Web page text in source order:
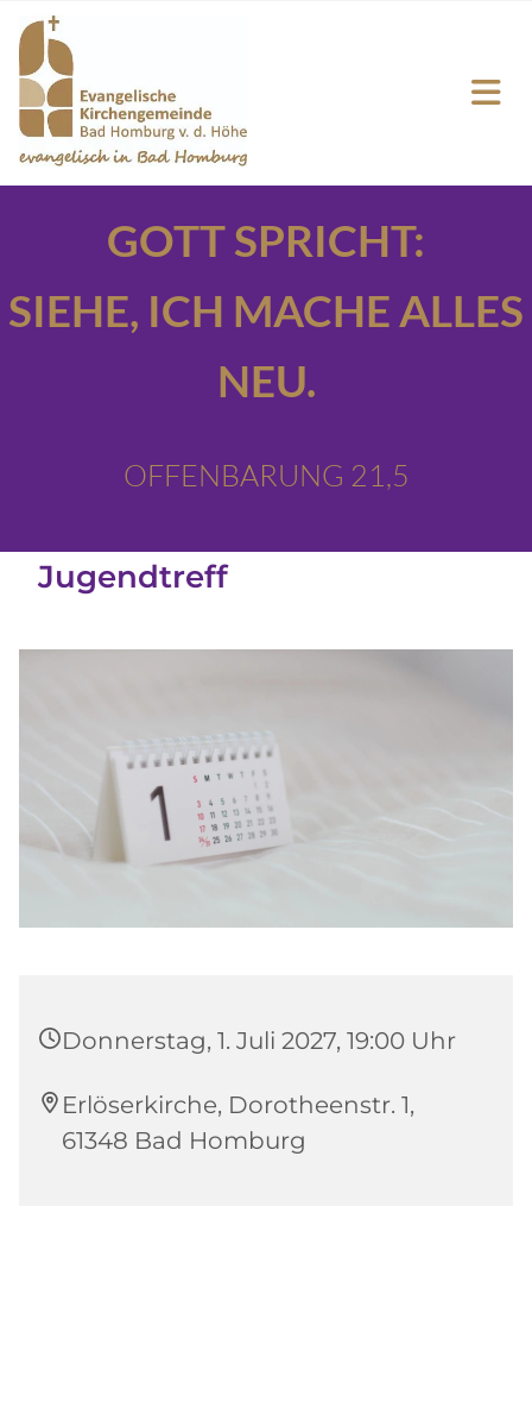
GOTT SPRICHT:
SIEHE, ICH MACHE ALLES
NEU.
OFFENBARUNG 21,5
Jugendtreff
Donnerstag, 1. Juli 2027, 19:00 Uhr
Erlöserkirche, Dorotheenstr. 1,
61348 Bad Homburg